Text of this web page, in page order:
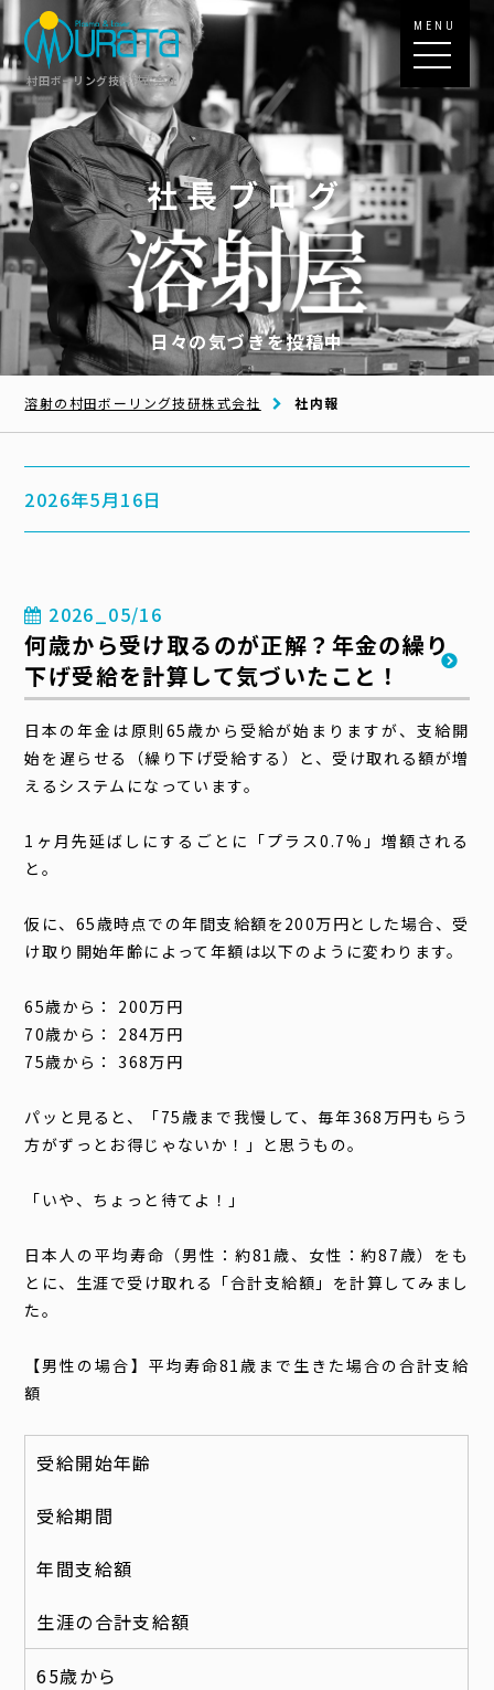
村田ボーリング技研株式会社
MENU
社長ブログ
日々の気づきを投稿中
溶射の村田ボーリング技研株式会社 社内報
2026年5月16日
2026_05/16
何歳から受け取るのが正解？年金の繰り
下げ受給を計算して気づいたこと！
日本の年金は原則65歳から受給が始まりますが、支給開
始を遅らせる（繰り下げ受給する）と、受け取れる額が増
えるシステムになっています。
1ヶ月先延ばしにするごとに「プラス0.7%」増額される
と。
仮に、65歳時点での年間支給額を200万円とした場合、受
け取り開始年齢によって年額は以下のように変わります。
65歳から： 200万円
70歳から： 284万円
75歳から： 368万円
パッと見ると、「75歳まで我慢して、毎年368万円もらう
方がずっとお得じゃないか！」と思うもの。
「いや、ちょっと待てよ！」
日本人の平均寿命（男性：約81歳、女性：約87歳）をも
とに、生涯で受け取れる「合計支給額」を計算してみまし
た。
【男性の場合】平均寿命81歳まで生きた場合の合計支給
額
受給開始年齢
受給期間
年間支給額
生涯の合計支給額
65歳から